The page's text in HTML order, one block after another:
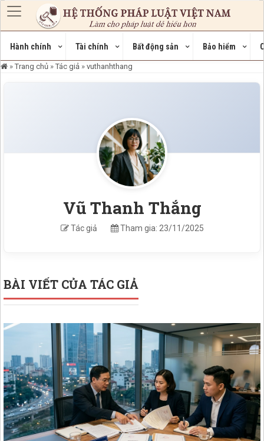
Nhảy đến nội dung
Hành chính Tài chính Bất động sản Bảo hiểm
Breadcrumb
Trang chủ Tác giả vuthanhthang
Vũ Thanh Thắng
Tác giả Tham gia: 23/11/2025
BÀI VIẾT CỦA TÁC GIẢ